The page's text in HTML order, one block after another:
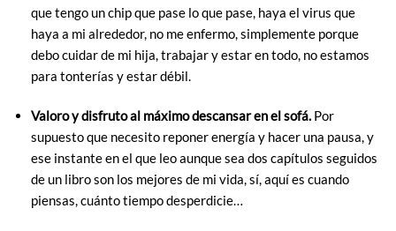
que tengo un chip que pase lo que pase, haya el virus que
haya a mi alrededor, no me enfermo, simplemente porque
debo cuidar de mi hija, trabajar y estar en todo, no estamos
para tonterías y estar débil.
Valoro y disfruto al máximo descansar en el sofá. Por
supuesto que necesito reponer energía y hacer una pausa, y
ese instante en el que leo aunque sea dos capítulos seguidos
de un libro son los mejores de mi vida, sí, aquí es cuando
piensas, cuánto tiempo desperdicie…